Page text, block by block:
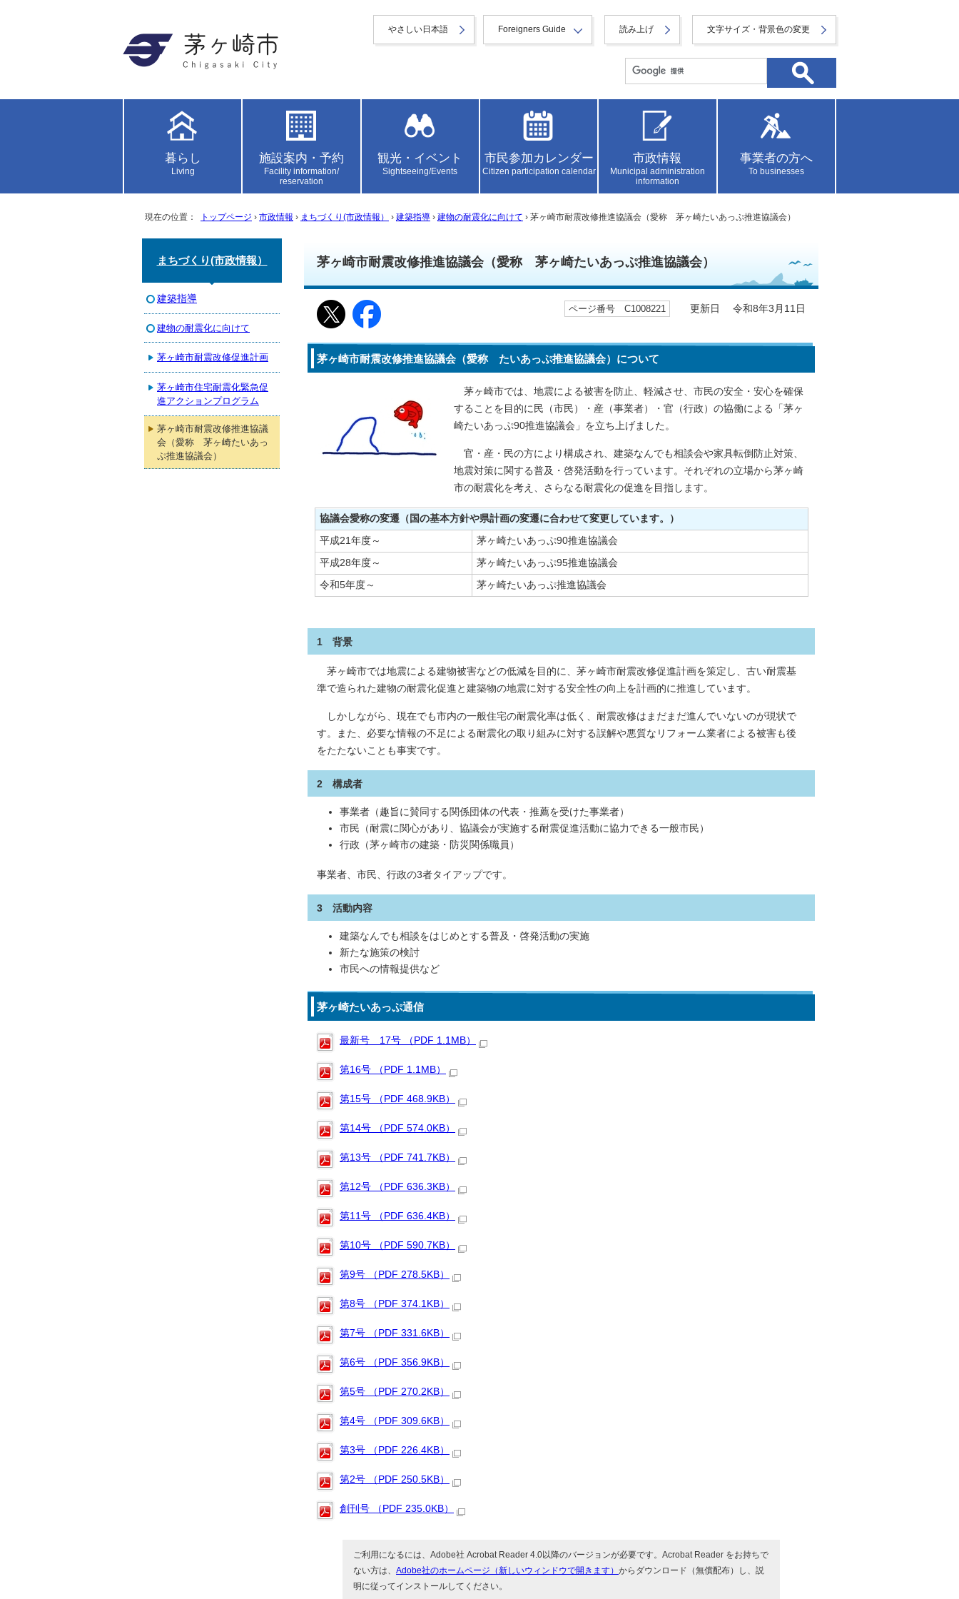
やさしい日本語 Foreigners Guide 読み上げ 文字サイズ・背景色の変更
暮らし
Living
施設案内・予約
Facility information/
reservation
観光・イベント
Sightseeing/Events
市民参加カレンダー
Citizen participation calendar
市政情報
Municipal administration
information
事業者の方へ
To businesses
現在の位置： トップページ › 市政情報 › まちづくり(市政情報） › 建築指導 › 建物の耐震化に向けて › 茅ヶ崎市耐震改修推進協議会（愛称 茅ヶ崎たいあっぷ推進協議会）
茅ヶ崎市耐震改修推進協議会（愛称 茅ヶ崎たいあっぷ推進協議会）
ページ番号 C1008221 更新日 令和8年3月11日
茅ヶ崎市耐震改修推進協議会（愛称 たいあっぷ推進協議会）について
茅ヶ崎市では、地震による被害を防止、軽減させ、市民の安全・安心を確保
することを目的に民（市民）・産（事業者）・官（行政）の協働による「茅ヶ
崎たいあっぷ90推進協議会」を立ち上げました。
官・産・民の方により構成され、建築なんでも相談会や家具転倒防止対策、
地震対策に関する普及・啓発活動を行っています。それぞれの立場から茅ヶ崎
市の耐震化を考え、さらなる耐震化の促進を目指します。
協議会愛称の変遷（国の基本方針や県計画の変遷に合わせて変更しています。）
平成21年度～ 茅ヶ崎たいあっぷ90推進協議会
平成28年度～ 茅ヶ崎たいあっぷ95推進協議会
令和5年度～ 茅ヶ崎たいあっぷ推進協議会
1 背景
茅ヶ崎市では地震による建物被害などの低減を目的に、茅ヶ崎市耐震改修促進計画を策定し、古い耐震基
準で造られた建物の耐震化促進と建築物の地震に対する安全性の向上を計画的に推進しています。
しかしながら、現在でも市内の一般住宅の耐震化率は低く、耐震改修はまだまだ進んでいないのが現状で
す。また、必要な情報の不足による耐震化の取り組みに対する誤解や悪質なリフォーム業者による被害も後
をたたないことも事実です。
2 構成者
事業者（趣旨に賛同する関係団体の代表・推薦を受けた事業者）
市民（耐震に関心があり、協議会が実施する耐震促進活動に協力できる一般市民）
行政（茅ヶ崎市の建築・防災関係職員）
事業者、市民、行政の3者タイアップです。
3 活動内容
建築なんでも相談をはじめとする普及・啓発活動の実施
新たな施策の検討
市民への情報提供など
茅ヶ崎たいあっぷ通信
最新号 17号 （PDF 1.1MB）
第16号 （PDF 1.1MB）
第15号 （PDF 468.9KB）
第14号 （PDF 574.0KB）
第13号 （PDF 741.7KB）
第12号 （PDF 636.3KB）
第11号 （PDF 636.4KB）
第10号 （PDF 590.7KB）
第9号 （PDF 278.5KB）
第8号 （PDF 374.1KB）
第7号 （PDF 331.6KB）
第6号 （PDF 356.9KB）
第5号 （PDF 270.2KB）
第4号 （PDF 309.6KB）
第3号 （PDF 226.4KB）
第2号 （PDF 250.5KB）
創刊号 （PDF 235.0KB）
ご利用になるには、Adobe社 Acrobat Reader 4.0以降のバージョンが必要です。Acrobat Reader をお持ちで
ない方は、Adobe社のホームページ（新しいウィンドウで開きます）からダウンロード（無償配布）し、説
明に従ってインストールしてください。
まちづくり(市政情報）
建築指導
建物の耐震化に向けて
茅ヶ崎市耐震改修促進計画
茅ヶ崎市住宅耐震化緊急促
進アクションプログラム
茅ヶ崎市耐震改修推進協議
会（愛称 茅ヶ崎たいあっ
ぷ推進協議会）